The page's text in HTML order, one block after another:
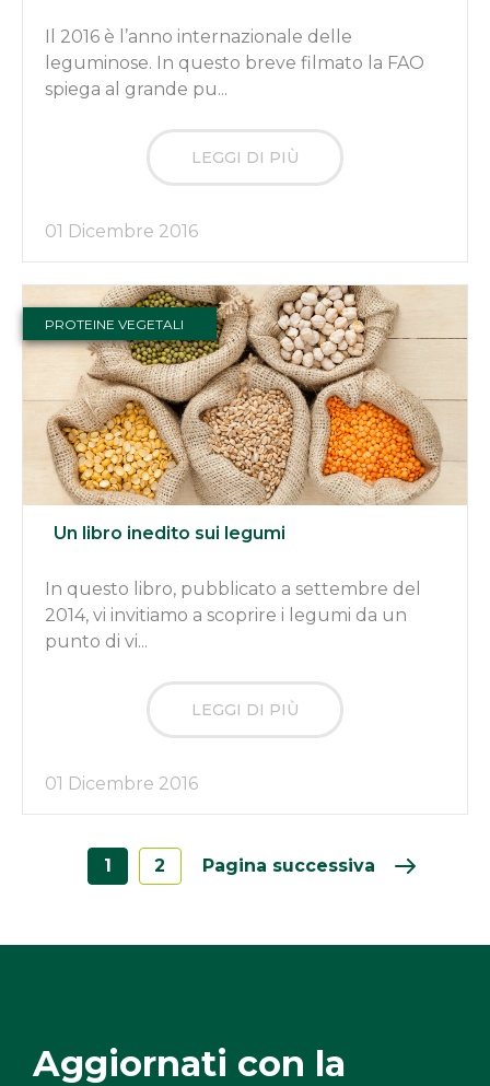
Il 2016 è l’anno internazionale delle
leguminose. In questo breve filmato la FAO
spiega al grande pu...
LEGGI DI PIÙ
01 Dicembre 2016
PROTEINE VEGETALI
Un libro inedito sui legumi
In questo libro, pubblicato a settembre del
2014, vi invitiamo a scoprire i legumi da un
punto di vi...
LEGGI DI PIÙ
01 Dicembre 2016
1 2 Pagina successiva
Aggiornati con la